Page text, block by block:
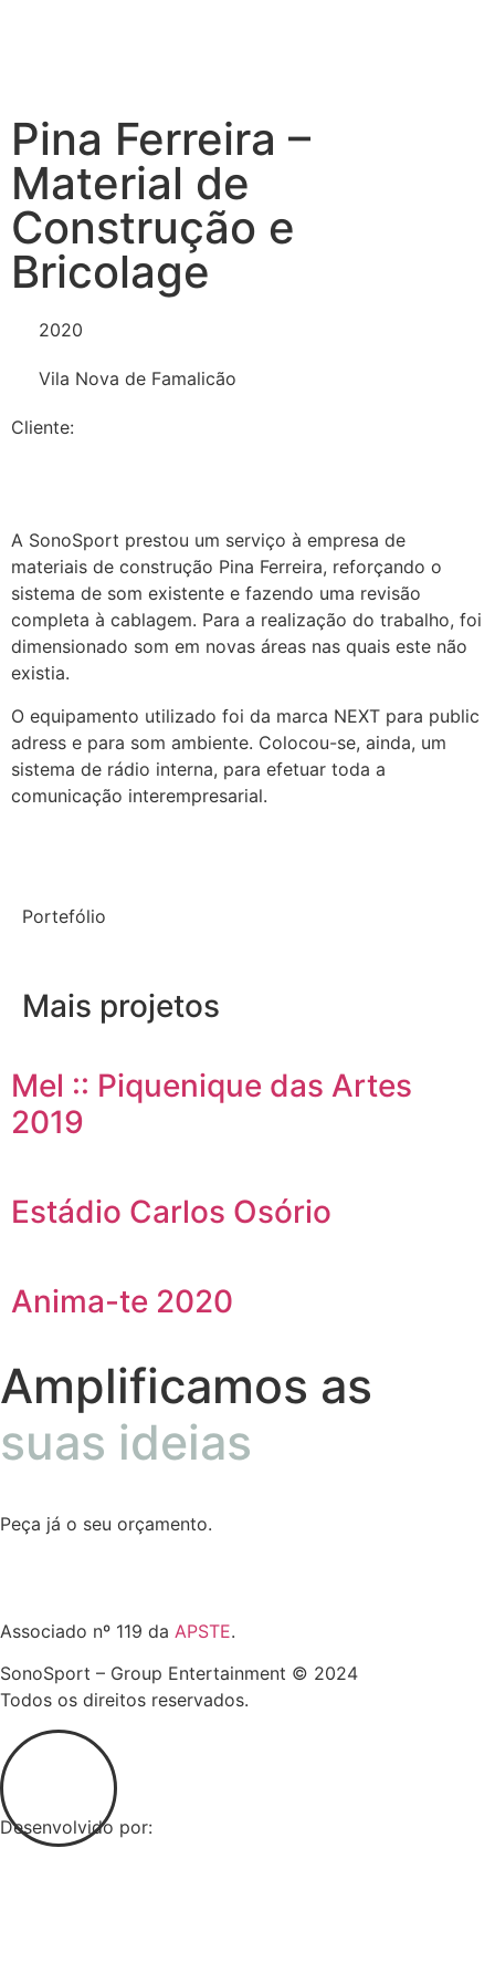
Pina Ferreira –
Material de
Construção e
Bricolage
2020
Vila Nova de Famalicão
Cliente:
A SonoSport prestou um serviço à empresa de
materiais de construção Pina Ferreira, reforçando o
sistema de som existente e fazendo uma revisão
completa à cablagem. Para a realização do trabalho, foi
dimensionado som em novas áreas nas quais este não
existia.
O equipamento utilizado foi da marca NEXT para public
adress e para som ambiente. Colocou-se, ainda, um
sistema de rádio interna, para efetuar toda a
comunicação interempresarial.
Portefólio
Mais projetos
Mel :: Piquenique das Artes
2019
Estádio Carlos Osório
Anima-te 2020
Amplificamos as
suas ideias
Peça já o seu orçamento.
Associado nº 119 da APSTE.
SonoSport – Group Entertainment © 2024
Todos os direitos reservados.
Desenvolvido por: